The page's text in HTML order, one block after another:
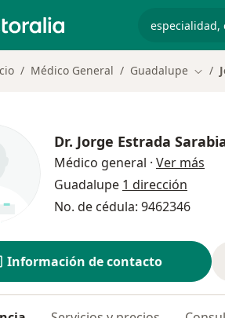
Médico General Guadalupe
Dr. Jorge Estrada
Médico general · Ver más
Guadalupe 1 dirección
No. de cédula: 9462346
Información de contacto